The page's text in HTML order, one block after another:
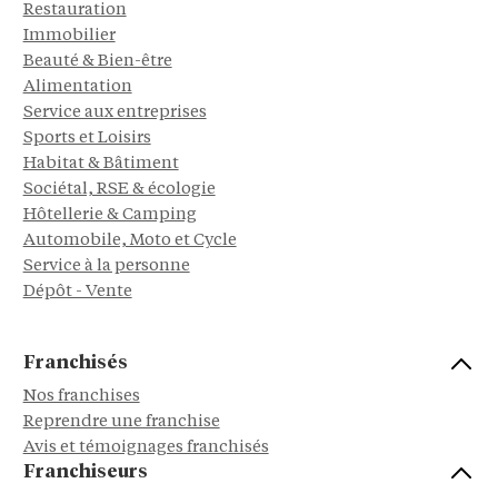
Restauration
Immobilier
Beauté & Bien-être
Alimentation
Service aux entreprises
Sports et Loisirs
Habitat & Bâtiment
Sociétal, RSE & écologie
Hôtellerie & Camping
Automobile, Moto et Cycle
Service à la personne
Dépôt - Vente
Franchisés
Nos franchises
Reprendre une franchise
Avis et témoignages franchisés
Franchiseurs